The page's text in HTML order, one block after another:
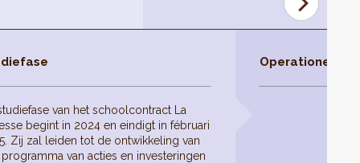
van het schoolcontract La
begint in 2024 en eindigt in fébruari
Zij zal leiden tot de ontwikkeling van
van acties en investeringen
Operationele